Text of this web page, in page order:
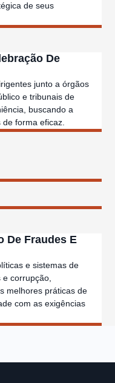
De
junto a órgãos
e tribunais de
buscando a
de forma eficaz.
de seus
De Fraudes E
e sistemas de
corrupção,
melhores práticas de
com as exigências